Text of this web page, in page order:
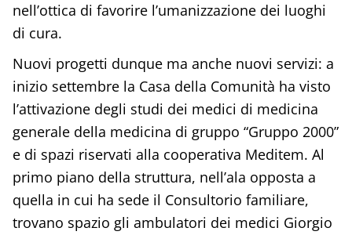
nell’ottica di favorire l’umanizzazione dei luoghi
di cura.
Nuovi progetti dunque ma anche nuovi servizi: a
inizio settembre la Casa della Comunità ha visto
l’attivazione degli studi dei medici di medicina
generale della medicina di gruppo “Gruppo 2000”
e di spazi riservati alla cooperativa Meditem. Al
primo piano della struttura, nell’ala opposta a
quella in cui ha sede il Consultorio familiare,
trovano spazio gli ambulatori dei medici Giorgio